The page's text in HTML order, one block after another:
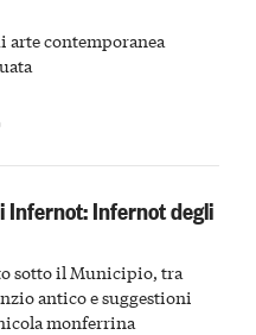
arte contemporanea
Infernot: Infernot degli
sotto il Municipio, tra
antico e suggestioni
monferrina